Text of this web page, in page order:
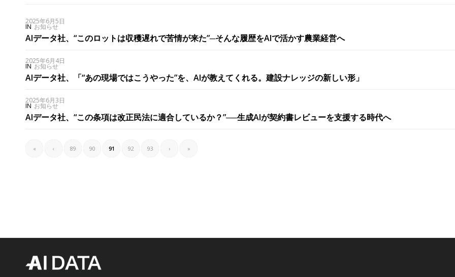
2025年6月5日
IN お知らせ
AIデータ社、“このロットは収穫遅れで苦情が来た”─そんな履歴をAIで活かす農業経営へ
2025年6月4日
IN お知らせ
AIデータ社、「“あの現場ではこうやった”を、AIが教えてくれる。建設ナレッジの新しい形」
2025年6月3日
IN お知らせ
AIデータ社、“この条項は改正民法に適合しているか？”──生成AIが契約書レビューを支援する時代へ
« ‹ 89 90 91 92 93 › »